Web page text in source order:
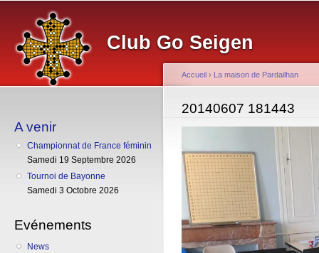
Club Go Seigen
A venir
Championnat de France féminin
Samedi 19 Septembre 2026
Tournoi de Bayonne
Samedi 3 Octobre 2026
Evénements
News
Vous êtes ici
Accueil › La maison de Pardailhan
20140607 181443